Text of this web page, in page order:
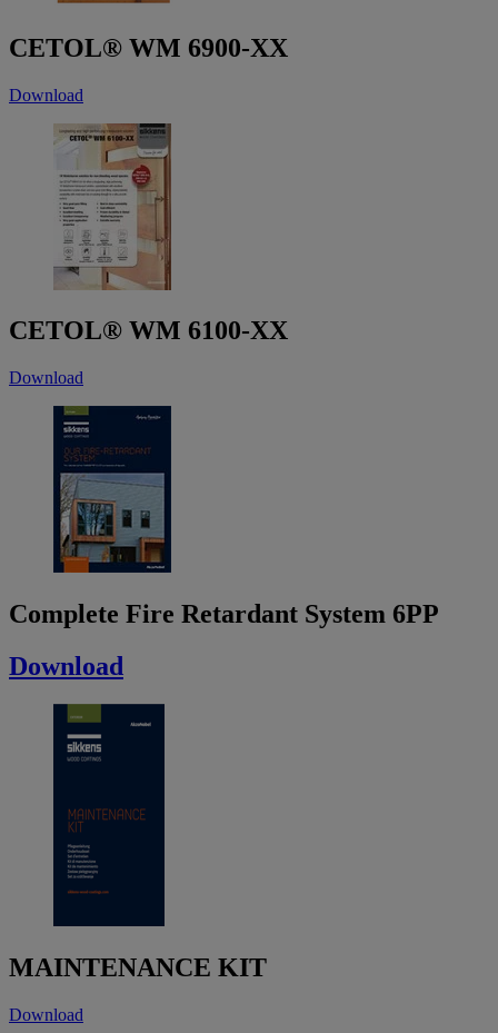
CETOL® WM 6900-XX
Download
CETOL® WM 6100-XX
Download
Complete Fire Retardant System 6PP
Download
MAINTENANCE KIT
Download